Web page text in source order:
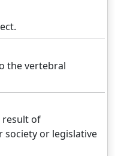
the vertebral
result of
or legislative